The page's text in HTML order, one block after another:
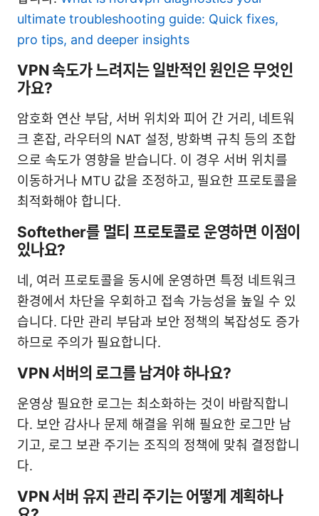
ultimate troubleshooting guide: Quick fixes,
pro tips, and deeper insights
VPN 속도가 느려지는 일반적인 원인은 무엇인
가요?
암호화 연산 부담, 서버 위치와 피어 간 거리, 네트워
크 혼잡, 라우터의 NAT 설정, 방화벽 규칙 등의 조합
으로 속도가 영향을 받습니다. 이 경우 서버 위치를
이동하거나 MTU 값을 조정하고, 필요한 프로토콜을
최적화해야 합니다.
Softether를 멀티 프로토콜로 운영하면 이점이
있나요?
네, 여러 프로토콜을 동시에 운영하면 특정 네트워크
환경에서 차단을 우회하고 접속 가능성을 높일 수 있
습니다. 다만 관리 부담과 보안 정책의 복잡성도 증가
하므로 주의가 필요합니다.
VPN 서버의 로그를 남겨야 하나요?
운영상 필요한 로그는 최소화하는 것이 바람직합니
다. 보안 감사나 문제 해결을 위해 필요한 로그만 남
기고, 로그 보관 주기는 조직의 정책에 맞춰 결정합니
다.
VPN 서버 유지 관리 주기는 어떻게 계획하나